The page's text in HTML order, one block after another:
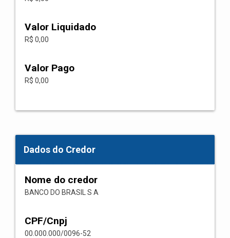
Valor Liquidado
R$ 0,00
Valor Pago
R$ 0,00
Dados do Credor
Nome do credor
BANCO DO BRASIL S A
CPF/Cnpj
00.000.000/0096-52